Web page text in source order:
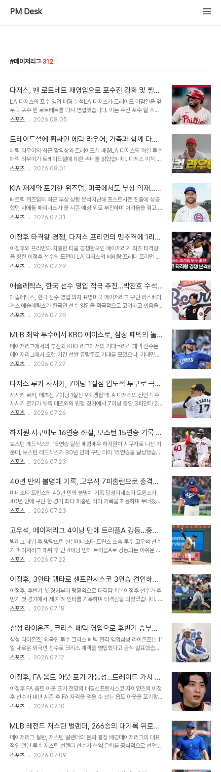
PM Desk
메이저리그 312
다저스, 벤 로트베트 재영입으로 포수진 강화 및 월드
시리즈 우승 재도전 선언
LA 다저스의 포수 영입 배경 분석LA 다저스가 트레이드 마감일을 앞
두고 포수 벤 로트베트를 다시 영입했습니다. 이는 주전 포수 윌 스미
스와 백업 포수 달튼 러싱의 연이은 부상으로 인한 포수진 공백을 메우
고 있으며, 기존 투수들과의 호흡 경험도 풍부하여 즉시 전력으로 활용
될 수 있습니다. 벤 로트베트의 과거 활약상 및 기대 효과벤 로트베트
는 지난 시즌 다저스에서 윌 스미스의 부상 공백을 성공적으로 메우며
포스트시즌 영웅으로 활약했습니다. 비록 공격력은 평균 이하라는 평
가를 받지만, 안정적인 수비 능력과 평균 이상의 프레이밍 능력을 갖추
귀는 다저스의 월드시리즈 3연패..
스포츠 2026.08.05
트레이드설에 휩싸인 에릭 라우어, 가족과 함께 다저
스 잔류 희망 밝혀
에릭 라우어의 최근 활약상과 트레이드설 배경LA 다저스의 좌완 투수
에릭 라우어가 트레이드설에 대한 속내를 밝혔습니다. 다저스 이적 후
뛰어난 활약을 펼치며 팀의 승리를 이끌고 있습니다. 하지만 최근 트레
다. 선수 본인과 가족의 다저스 잔류 희망라우어는 아내가 트레이드설
을 매우 싫어하며 한국행까지 권유했던 과거를 언급했습니다. 그는 다
저스에서의 생활에 만족하며 팀에 계속 남고 싶다는 의사를 분명히 했
습니다. 선수단과 코칭스태프의 도움으로 자신감을 되찾았다고 말했
습니다. 트레이드 결정에 대한 선수로서의 입장라우어는 트레이드와
는 입장을 보였습니다. 그는 자신의 권한을 ..
스포츠 2026.08.01
KIA 재계약 포기한 위즈덤, 미국에서도 부상 악재…
아까운 시간 낭비
패트릭 위즈덤의 최근 부상 상황 분석지난해 포스트시즌 진출에 성공
했던 시애틀 매리너스가 올 시즌 예상 외로 부진하며 어려움을 겪고 있
습니다. 이러한 상황 속에서 메이저리그 복귀를 노리는 전 KIA 타자
내고 있습니다. 트리플A에서 뛰어난 장타력을 선보였음에도 불구하
고, 허리 통증으로 인해 최근 세 경기 연속 선발 라인업에서 제외되었
습니다. 과거 부상 이력과 재계약 포기 사유위즈덤은 KIA 소속이었던
지난해에도 허리 문제로 인해 많은 경기에 출전하지 못했으며, 이는 재
계약을 포기하게 된 주요 원인 중 하나였습니다. 당시 구단은 뛰어난
를 고려한 부상 재발 위험도를 판단하..
스포츠 2026.07.31
이정후 타격왕 경쟁, 다저스 프리먼의 맹추격에 1리
차 초접전!
이정후와 프리먼의 치열한 타율 경쟁한국인 메이저리거 최초 타격왕
을 향한 이정후 선수의 도전이 LA 다저스의 베테랑 프레디 프리먼 선
수의 거센 추격을 받고 있습니다. 최근 30경기에서 타율 0.363을
렸습니다. 이는 이정후 선수의 타율 0.302와 단 1리 차이로, 매우 치
열한 경쟁이 펼쳐지고 있음을 보여줍니다. 프리먼의 반등 비결: 기본
훈련으로의 회귀프리먼 선수는 최근 인터뷰에서 기본 훈련으로 돌아
간 것이 반등의 계기가 되었다고 밝혔습니다. 그는 칠 수 있는 공을 제
대로 공략하는 데 집중했으며, 꾸준히 해오던 티배팅과 배팅 케이지 훈
로 이어져 큰 자신감을 얻었다..
스포츠 2026.07.29
애슬레틱스, 한국 선수 영입 적극 추진…박찬호 수석
고문과 파트너십 체결
애슬레틱스, 한국 선수 영입 의지 표명미국 메이저리그 구단 라스베이
거스 애슬레틱스가 한국인 선수 영입을 적극적으로 고려하고 있음을
밝혔습니다. 이는 '코리안 특급' 박찬호가 이끄는 투자 컨소시엄
번 파트너십은 단순한 지분 투자를 넘어 한국 야구의 미래를 위한 중요
한 발걸음이 될 것으로 기대됩니다. 박찬호, 한국 선수 빅리그 진출 위
한 노력 약속박찬호 애슬레틱스 수석고문은 한국인 선수가 애슬레틱
스에서 활약할 수 있도록 적극적으로 노력하고 공부하겠다고 다짐했
습니다. 그는 한국 선수들이 애슬레틱스의 새로운 유니폼을 입고 활약
습니다. 이는 과거 박찬호의 도전이 후배 선수들의..
스포츠 2026.07.28
MLB 최악 투수에서 KBO 에이스로, 삼성 페덱의 놀
라운 반전과 성공 가능성
메이저리그에서의 부진과 KBO 리그에서의 기대크리스 페덱 선수는
메이저리그에서 오랜 기간 선발 유망주로 기대를 모았으나, 기대만큼
성장하지 못하고 저니맨 신세가 되었습니다. 올해 메이저리그에서는
최악의 선발 투수 중 하나로 평가받았습니다. 그러나 KBO 리그에서는
최고 투수로서 시즌을 마칠 가능성을 보여주며 큰 기대를 받고 있습니
다. 삼성 라이온즈의 영입 전략과 페덱의 초기 성과삼성 라이온즈는 부
상 대체 외국인 투수 영입을 위해 인내심 있게 기다렸고, 결국 크리스
페덱 선수를 최대한의 금액으로 영입하는 데 성공했습니다. 페덱 선수
는 화려한 스타트를 끊었습니다. 이..
스포츠 2026.07.27
다저스 루키 사사키, 7이닝 1실점 압도적 투구로 극찬
세례!
사사키 로키, 메츠전 7이닝 1실점 9K 맹활약LA 다저스의 신인 투수
사사키 로키가 뉴욕 메츠와의 원정 경기에서 7이닝 동안 3피안타 2볼
넷 9탈삼진 1실점이라는 눈부신 성적을 기록했습니다. 비록 2회 솔로
선보였습니다. 특히 1-1 동점 상황이었던 5회, 2사 3루의 위기에서도
침착하게 상대 타자를 뜬공으로 잡아내며 이닝을 무실점으로 막아내
는 집중력을 보여주었습니다. 6회와 7회에는 연속 삼진을 포함하여
타자들을 압도하며 경기를 장악했습니다. 현지 언론 및 중계진, '손꼽
힐만한 명품 피칭' 극찬사사키의 경이로운 투구에 미국 현지 언론과 중
스 기자는 "메이저리그 ..
스포츠 2026.07.26
하지원 시구에도 16연승 좌절, 보스턴 15연승 기록 후
볼티모어에 패배
보스턴 레드삭스의 15연승 달성 배경배우 하지원이 시구자로 나선 가
운데, 보스턴 레드삭스가 80년 만의 구단 타이 15연승을 달성했습니
다. 하지만 16연승 도전은 볼티모어 오리올스와의 경기에서 실패로 돌
스턴은 극적인 연승 행진을 시작했습니다. 16연승 좌절의 결정적 요인
분석더블헤더 2차전에서 선발 투수 에두아르도 리베라가 1회에만 4
점을 헌납하며 경기를 어렵게 시작했습니다. 타선은 4회 추격의 적시
타가 나왔으나 추가 득점에 실패했고, 결국 1-5로 패배하며 연승 기록
에 제동이 걸렸습니다. 결정적인 순간마다 집중력 부족이 아쉬움으로
에는 실패했지만, 보스턴 레드삭..
스포츠 2026.07.23
40년 만의 불명예 기록, 고우석 7피홈런으로 충격의
패배를 완성하다
미네소타 트윈스의 40년 만의 불명예 기록 달성미네소타 트윈스가
40년 만에 구단 한 경기 최다 피홈런 타이 기록을 허용하며 무너졌습
니다. 올스타 투수인 에이스 조 라이언이 6개의 홈런을 맞은 데 이어
로써 미네소타는 4-13으로 완패를 당했습니다. 고우석의 부진과 트
리플A 강등고우석은 7회 구원 등판하여 선두타자에게 솔로 홈런을 허
용했습니다. 이 홈런으로 미네소타는 구단 역대 한 경기 최다 7피홈런
타이 기록이라는 불명예를 썼습니다. 경기 후 고우석은 트리플A 강등
을 통보받아 다음 등판을 기약할 수 없게 되었습니다. 에이스 라이언의
무려 6개의 홈런을 얻어맞으며 8..
스포츠 2026.07.23
고우석, 메이저리그 4이닝 만에 트리플A 강등…충격
적인 성적표 공개
빅리그 데뷔 후 맞닥뜨린 현실미네소타 트윈스 소속 투수 고우석 선수
가 메이저리그 데뷔 후 단 4이닝 만에 트리플A로 강등되는 아쉬운 소
식을 전했습니다. 최근 경기에서 1이닝 동안 4안타 3실점으로 크게
다. 이는 그의 빅리그 경쟁력에 대한 의문을 제기하게 되는 결과입니
다. 부진의 원인과 데이터 분석고우석 선수의 피칭은 안정감을 찾는 듯
했으나, 결국 잦은 실투와 평범한 패스트볼 구속이 메이저리그 타자들
에게 공략당하는 원인이 되었습니다. 피안타율 .400, WHIP 2.50이
라는 수치는 현재 그의 투구가 빅리그 수준에 미치지 못함을 명확히 보
귀 가능성과 전망일부 팬들..
스포츠 2026.07.22
이정후, 3안타 맹타로 샌프란시스코 3연승 견인하며
타율 3할7푼대 재진입!
이정후, 후반기 첫 경기부터 맹활약으로 타격감 회복이정후 선수가 후
반기 첫 경기에서 세 차례 안타를 기록하며 타격감을 되찾았습니다. 안
타 3개와 몸에 맞는 공으로 네 차례 출루하며 두 번 홈을 밟아 팀의 완
다시 3할대로 끌어올렸습니다. 경기별 활약상 및 득점 기여 분석이정
후 선수는 2회와 4회에 연속 안타를 기록하며 11경기 만에 멀티히트
를 달성했습니다. 6회에는 상대 실책으로 진루 후 득점을 올렸고, 7회
에는 몸에 맞는 공으로 만루 기회를 만들며 득점에 성공했습니다. 9회
에는 10구 승부 끝에 안타를 추가하며 39일 만에 3안타 경기를 완성
율은 0.307로 ..
스포츠 2026.07.18
삼성 라이온즈, 크리스 페덱 영입으로 후반기 승부수
띄우다
삼성 라이온즈, 외국인 투수 크리스 페덱 전격 영입삼성 라이온즈는 11
일 새로운 외국인 선수로 크리스 페덱을 영입했다고 공식 발표했습니
다. 페덱은 47만 3333달러에 계약을 체결했으며, 메디컬 테스트를
러클린 대신 페덱을 영입하며 후반기 반등을 노리고 있습니다. 크리스
페덱의 메이저리그 경력과 미국 현지 반응페덱은 2019년 샌디에이고
파드리스에서 메이저리그에 데뷔했으며, 여러 팀을 거치며 통산 118
경기 32승 43패 평균자책점 4.83을 기록했습니다. 미국 현지 매체
는 페덱의 한국행에 주목하며, KBO 리그에서의 활약이 메이저리그 복
그 경력 또한 조명되었습니다..
스포츠 2026.07.12
이정후, FA 옵트 아웃 포기 가능성…트레이드 가치 상
승 전망
이정후 FA 옵트 아웃 포기 전망의 배경샌프란시스코 자이언츠의 이정
후 선수가 내년 시즌 후 FA 자격을 얻을 수 있는 옵트 아웃을 포기할
것이라는 전망이 나왔습니다. 이는 트레이드 시장에서 이정후 선수의
지역 매체는 이정후 선수를 포함한 모든 선수에 대한 트레이드 문의를
받아야 한다고 주장하고 있습니다. 트레이드 시장에서의 이정후 선수
가치 분석이정후 선수는 현재 커리어 최고 시즌을 보내고 있으며 올스
타 선정 자격도 충분하다는 평가를 받고 있습니다. 계약 기간이 3년
더 남아있다는 점에서 트레이드 시도가 타당하며, 현재 노사 협상 상황
스포츠 2026.07.10
MLB 레전드 저스틴 벌랜더, 266승의 대기록 뒤로하
고 현역 은퇴 선언
메이저리그 철완, 저스틴 벌랜더의 은퇴 결정 배경메이저리그의 대표
적인 철완 투수 저스틴 벌랜더 선수가 현역 은퇴를 공식적으로 선언했
습니다. 그는 올 시즌이 정신적으로나 신체적으로 이전과는 다른 큰 도
스포츠 2026.07.09